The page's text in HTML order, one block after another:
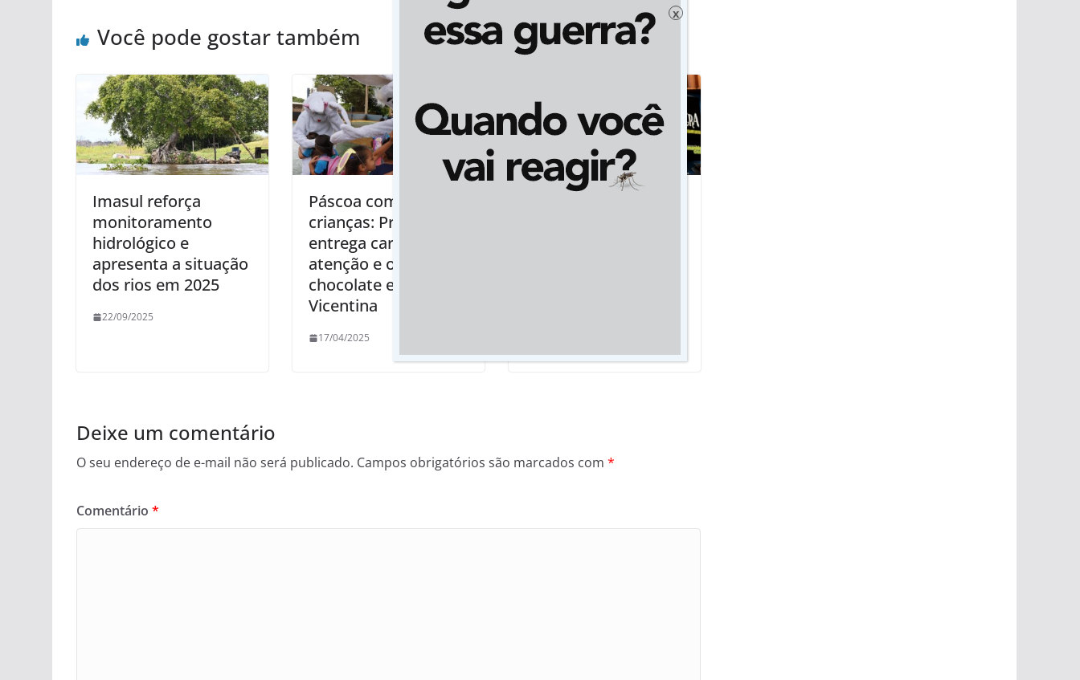
Você pode gostar também
Imasul reforça
monitoramento
hidrológico e
apresenta a situação
dos rios em 2025
22/09/2025
Páscoa com as
crianças: Prefeitura
entrega carinho,
atenção e ovos de
chocolate em
Vicentina
17/04/2025
Deixe um comentário
O seu endereço de e-mail não será publicado. Campos obrigatórios são marcados com *
Comentário *
x